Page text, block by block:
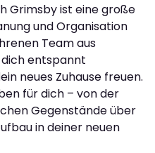
Grimsby ist eine große
und Organisation
Team aus
entspannt
neues Zuhause freuen.
für dich – von der
Gegenstände über
in deiner neuen